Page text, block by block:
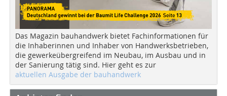
Das Magazin bauhandwerk bietet Fachinformationen für
die Inhaberinnen und Inhaber von Handwerksbetrieben,
die gewerkeübergreifend im Neubau, im Ausbau und in
der Sanierung tätig sind. Hier geht es zur
aktuellen Ausgabe der bauhandwerk